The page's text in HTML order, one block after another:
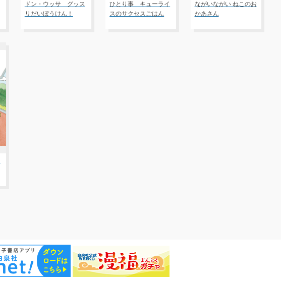
ドン・ウッサ グッス
リだいぼうけん！
ひとり事 キューライ
スのサクセスごはん
ながいながい ねこのお
かあさん